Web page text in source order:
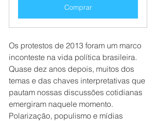
Comprar
Os protestos de 2013 foram um marco
inconteste na vida política brasileira.
Quase dez anos depois, muitos dos
temas e das chaves interpretativas que
pautam nossas discussões cotidianas
emergiram naquele momento.
Polarização, populismo e mídias